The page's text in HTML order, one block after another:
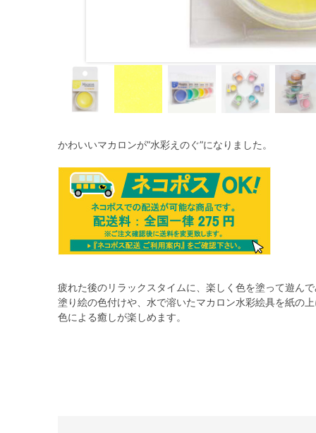
かわいいマカロンが”水彩えのぐ”になりました。
疲れた後のリラックスタイムに、楽しく色を塗って遊ん
塗り絵の色付けや、水で溶いたマカロン水彩絵具を紙の
色による癒しが楽しめます。